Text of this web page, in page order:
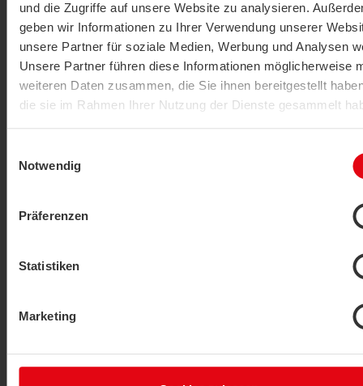
und die Zugriffe auf unsere Website zu analysieren.
geben wir Informationen zu Ihrer Verwendung unserer
unsere Partner für soziale Medien, Werbung und Analysen
Unsere Partner führen diese Informationen möglicherweise
weiteren Daten zusammen, die Sie ihnen bereitgestellt
die sie im Rahmen Ihrer Nutzung der Dienste gesammelt
Notwendig
Präferenzen
Statistiken
Marketing
Prodotti
LISTA DI
LIMITE (18) ORDINA